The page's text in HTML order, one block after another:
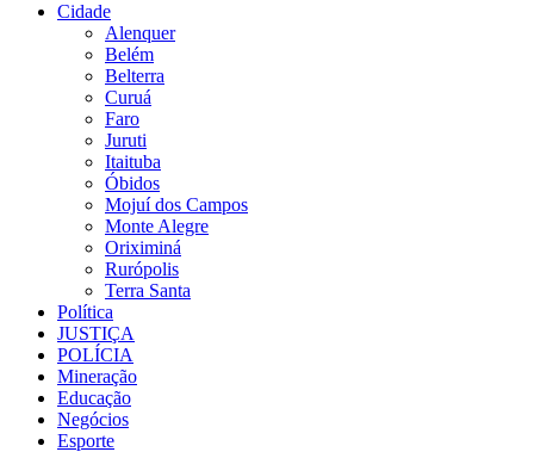
Cidade
Alenquer
Belém
Belterra
Curuá
Faro
Juruti
Itaituba
Óbidos
Mojuí dos Campos
Monte Alegre
Oriximiná
Rurópolis
Terra Santa
Política
JUSTIÇA
POLÍCIA
Mineração
Educação
Negócios
Esporte